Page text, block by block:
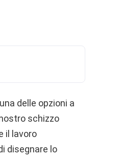
delle opzioni a
schizzo
il lavoro
disegnare lo